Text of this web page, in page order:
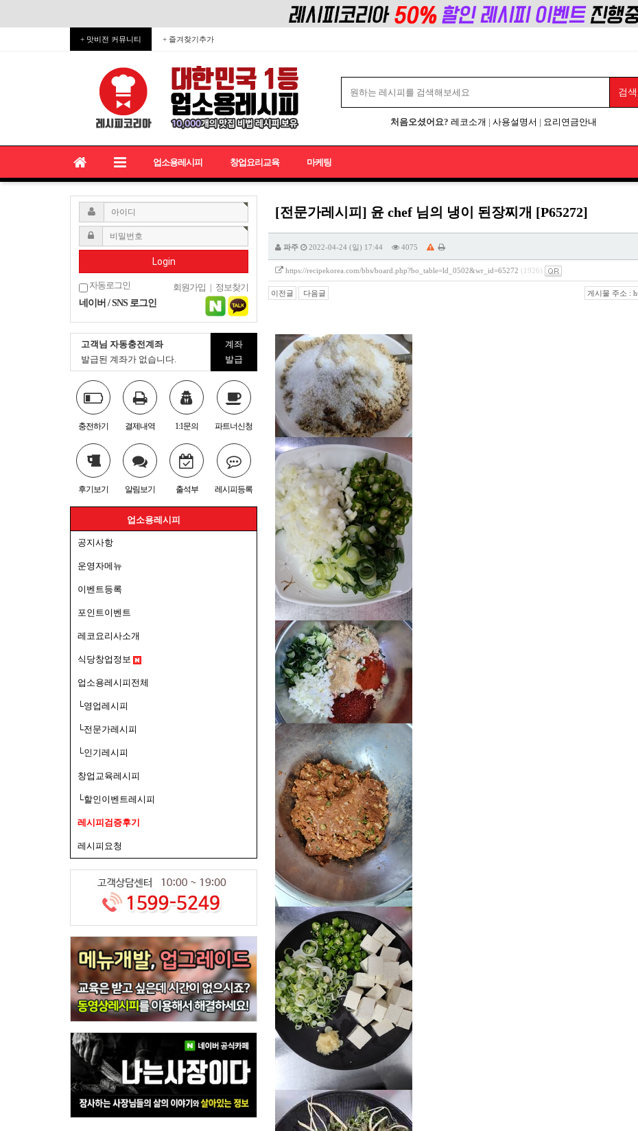
+ 맛비전 커뮤니티 + 즐겨찾기추가
처음오셨어요? 레코소개 | 사용설명서 | 요리연금안내
업소용레시피 창업요리교육 마케팅
Login
자동로그인 회원가입 | 정보찾기
네이버 / SNS 로그인
고객님 자동충전계좌
발급된 계좌가 없습니다.
계좌
발급
충전하기 결제내역 1:1문의 파트너신청
후기보기 알림보기 출석부 레시피등록
업소용레시피
공지사항
운영자메뉴
이벤트등록
포인트이벤트
레코요리사소개
식당창업정보
업소용레시피전체
└영업레시피
└전문가레시피
└인기레시피
창업교육레시피
└할인이벤트레시피
레시피검증후기
레시피요청
[전문가레시피] 윤 chef 님의 냉이 된장찌개 [P65272]
파주 2022-04-24 (일) 17:44 4075
https://recipekorea.com/bbs/board.php?bo_table=ld_0502&wr_id=65272 (1926)
이전글 다음글 게시물 주소 :